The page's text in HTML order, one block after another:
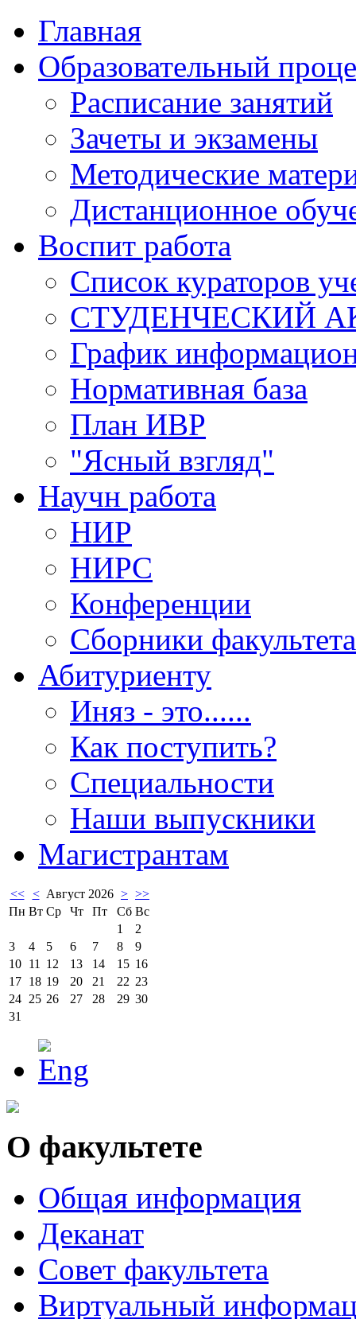
Главная
Образовательный
Расписание занятий
Зачеты и экзамены
Методические
Дистанционное
Воспит работа
Список кураторов
СТУДЕНЧЕСКИЙ
График
Нормативная база
План ИВР
"Ясный взгляд"
Научн работа
НИР
НИРС
Конференции
Сборники факультета
Абитуриенту
Иняз - это......
Как поступить?
Специальности
Наши выпускники
Магистрантам
<< < Август 2026 > >>
Пн Вт Ср Чт Пт Сб Вс
1
2
3
4 5 6 7 8
9
10 11 12 13 14 15 16
17 18 19 20 21 22 23
24 25 26 27 28 29 30
31
О факультете
Общая информация
Деканат
Совет факультета
Виртуальный